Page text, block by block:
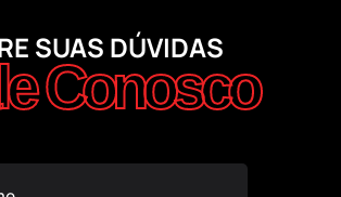
SUAS DÚVIDAS
Conosco